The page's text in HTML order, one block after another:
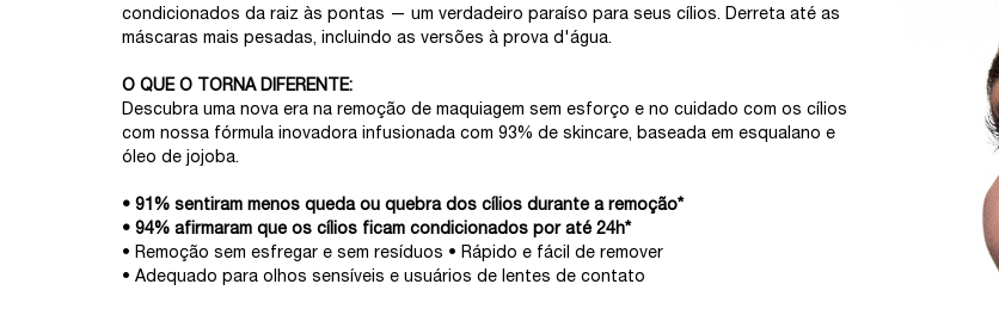
condicionados da raiz às pontas — um verdadeiro paraíso para seus cílios. Derreta até as
máscaras mais pesadas, incluindo as versões à prova d'água.​
O QUE O TORNA DIFERENTE: ​
Descubra uma nova era na remoção de maquiagem sem esforço e no cuidado com os cílios
com nossa fórmula inovadora infusionada com 93% de skincare, baseada em esqualano e
óleo de jojoba.​​
• 91% sentiram menos queda ou quebra dos cílios durante a remoção* ​
• 94% afirmaram que os cílios ficam condicionados por até 24h*
• Remoção sem esfregar e sem resíduos • Rápido e fácil de remover ​
• Adequado para olhos sensíveis e usuários de lentes de contato​​​